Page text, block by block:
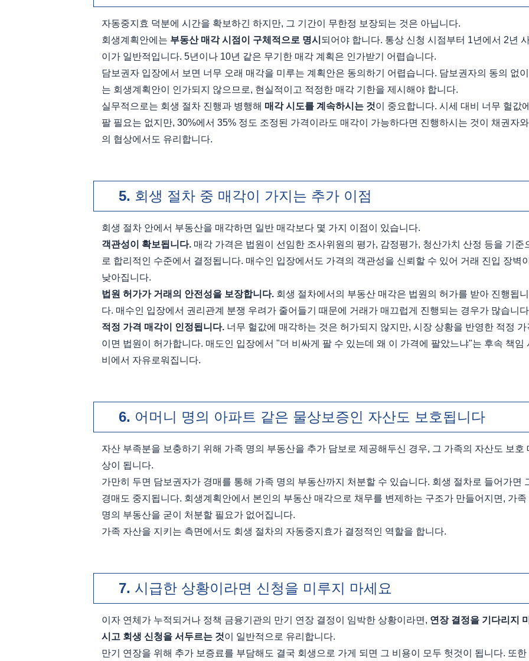
자동중지효 덕분에 시간을 확보하긴 하지만, 그 기간이 무한정 보장되는 것은 아닙니다.
회생계획안에는 부동산 매각 시점이 구체적으로 명시 되어야 합니다. 통상 신청 시점부터 1년에서 2년
이가 일반적입니다. 5년이나 10년 같은 무기한 매각 계획은 인가받기 어렵습니다.
담보권자 입장에서 보면 너무 오래 매각을 미루는 계획안은 동의하기 어렵습니다. 담보권자의 동의 없이
는 회생계획안이 인가되지 않으므로, 현실적이고 적정한 매각 기한을 제시해야 합니다.
실무적으로는 회생 절차 진행과 병행해 매각 시도를 계속하시는 것이 중요합니다. 시세 대비 너무 헐값에
팔 필요는 없지만, 30%에서 35% 정도 조정된 가격이라도 매각이 가능하다면 진행하시는 것이 채권자와
의 협상에서도 유리합니다.
회생 절차 중 매각이 가지는 추가 이점
회생 절차 안에서 부동산을 매각하면 일반 매각보다 몇 가지 이점이 있습니다.
객관성이 확보됩니다. 매각 가격은 법원이 선임한 조사위원의 평가, 감정평가, 청산가치 산정 등을 기준
로 합리적인 수준에서 결정됩니다. 매수인 입장에서도 가격의 객관성을 신뢰할 수 있어 거래 진입 장벽이
낮아집니다.
법원 허가가 거래의 안전성을 보장합니다. 회생 절차에서의 부동산 매각은 법원의 허가를 받아 진행됩니
다. 매수인 입장에서 권리관계 분쟁 우려가 줄어들기 때문에 거래가 매끄럽게 진행되는 경우가 많습니
적정 가격 매각이 인정됩니다. 너무 헐값에 매각하는 것은 허가되지 않지만, 시장 상황을 반영한 적정 가
이면 법원이 허가합니다. 매도인 입장에서 "더 비싸게 팔 수 있는데 왜 이 가격에 팔았느냐"는 후속 책임
비에서 자유로워집니다.
어머니 명의 아파트 같은 물상보증인 자산도 보호됩니다
자산 부족분을 보충하기 위해 가족 명의 부동산을 추가 담보로 제공해두신 경우, 그 가족의 자산도 보호
상이 됩니다.
가만히 두면 담보권자가 경매를 통해 가족 명의 부동산까지 처분할 수 있습니다. 회생 절차로 들어가면
경매도 중지됩니다. 회생계획안에서 본인의 부동산 매각으로 채무를 변제하는 구조가 만들어지면, 가족
명의 부동산을 굳이 처분할 필요가 없어집니다.
가족 자산을 지키는 측면에서도 회생 절차의 자동중지효가 결정적인 역할을 합니다.
시급한 상황이라면 신청을 미루지 마세요
이자 연체가 누적되거나 정책 금융기관의 만기 연장 결정이 임박한 상황이라면, 연장 결정을 기다리지
시고 회생 신청을 서두르는 것이 일반적으로 유리합니다.
만기 연장을 위해 추가 보증료를 부담해도 결국 회생으로 가게 되면 그 비용이 모두 헛것이 됩니다. 또한